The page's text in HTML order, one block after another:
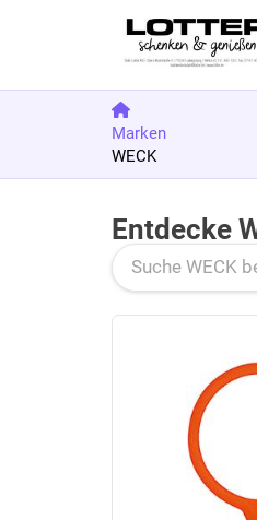
Marken
WECK
Zu den
Entdecke